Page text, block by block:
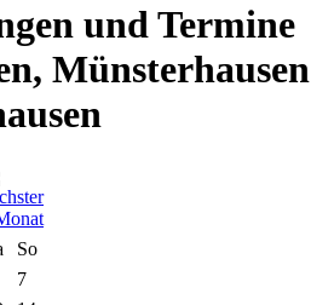
und Termine
Münsterhausen
So
7